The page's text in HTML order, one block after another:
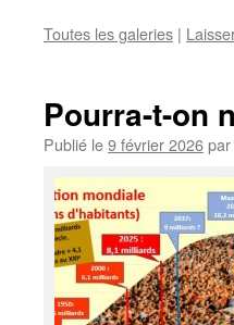
Toutes les galeries |
Pourra-t-on
Publié le9 février 2026par